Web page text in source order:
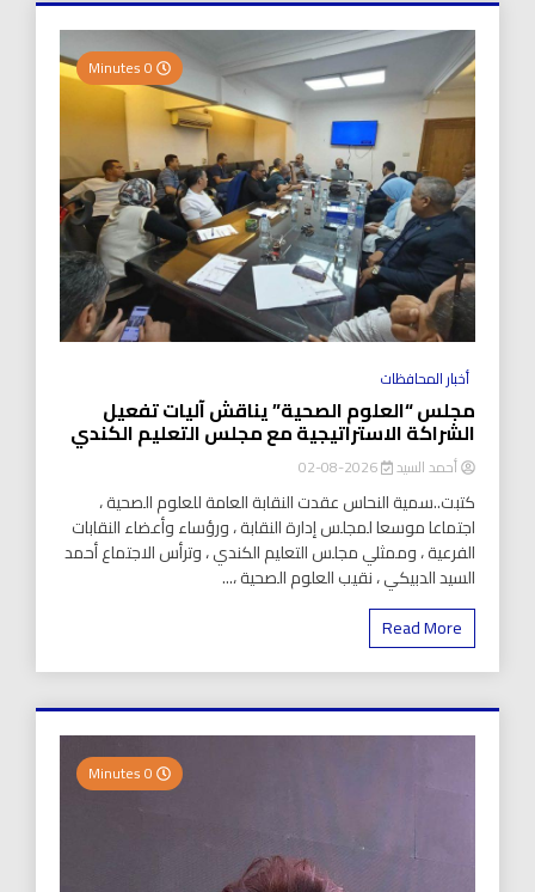
أخبار المحافظات
مجلس “العلوم الصحية” يناقش آليات تفعيل
الشراكة الاستراتيجية مع مجلس التعليم الكندي
أحمد السيد 2026-08-02
كتبت..سمية النحاس عقدت النقابة العامة للعلوم الصحية ،
اجتماعا موسعا لمجلس إدارة النقابة ، ورؤساء وأعضاء النقابات
الفرعية ، وممثلي مجلس التعليم الكندي ، وترأس الاجتماع أحمد
السيد الدبيكي ، نقيب العلوم الصحية ،...
Read More